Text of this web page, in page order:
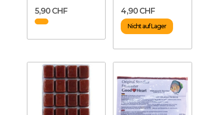
5,90 CHF
4,90 CHF
Nicht auf Lager